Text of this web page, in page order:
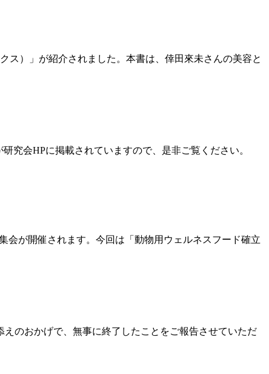
ス）」が紹介されました。本書は、倖田來未さんの美容と
究会HPに掲載されていますので、是非ご覧ください。
会が開催されます。今回は「動物用ウェルネスフード確立
えのおかげで、無事に終了したことをご報告させていただ